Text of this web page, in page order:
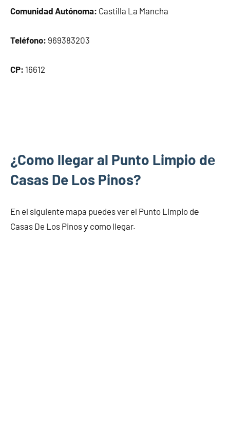
Comunidad Autónoma: Castilla La Mancha
Teléfono: 969383203
CP: 16612
¿Como llegar al Punto Limpio dе
Casas De Los Pinos?
En el siguiente mapa puedes ver el Punto Limpio dе
Casas De Los Pinos у cοmο llegar.